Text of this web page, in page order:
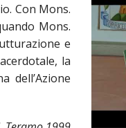
Con Mons.
Mons.
e
la
dell’Azione